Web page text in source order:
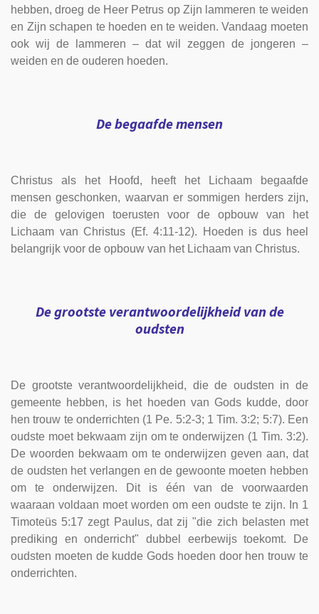
hebben, droeg de Heer Petrus op Zijn lammeren te weiden
en Zijn schapen te hoeden en te weiden. Vandaag moeten
ook wij de lammeren – dat wil zeggen de jongeren –
weiden en de ouderen hoeden.
De begaafde mensen
Christus als het Hoofd, heeft het Lichaam begaafde
mensen geschonken, waarvan er sommigen herders zijn,
die de gelovigen toerusten voor de opbouw van het
Lichaam van Christus (Ef. 4:11-12). Hoeden is dus heel
belangrijk voor de opbouw van het Lichaam van Christus.
De grootste verantwoordelijkheid van de
oudsten
De grootste verantwoordelijkheid, die de oudsten in de
gemeente hebben, is het hoeden van Gods kudde, door
hen trouw te onderrichten (1 Pe. 5:2-3; 1 Tim. 3:2; 5:7). Een
oudste moet bekwaam zijn om te onderwijzen (1 Tim. 3:2).
De woorden bekwaam om te onderwijzen geven aan, dat
de oudsten het verlangen en de gewoonte moeten hebben
om te onderwijzen. Dit is één van de voorwaarden
waaraan voldaan moet worden om een oudste te zijn. In 1
Timoteüs 5:17 zegt Paulus, dat zij "die zich belasten met
prediking en onderricht" dubbel eerbewijs toekomt. De
oudsten moeten de kudde Gods hoeden door hen trouw te
onderrichten.